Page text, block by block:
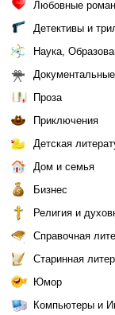
Любовные
Детективы и
Наука,
Документальные
Проза
Приключения
Детская
Дом и семья
Бизнес
Религия и
Справочная
Старинная
Юмор
Компьютеры и